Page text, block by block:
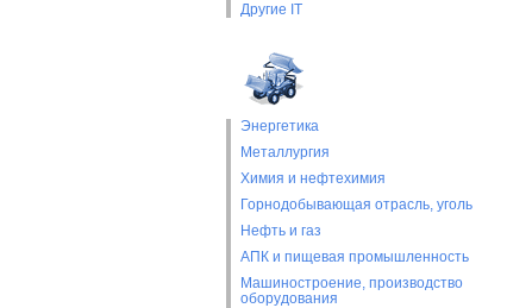
Другие IT
Энергетика
Металлургия
Химия и нефтехимия
Горнодобывающая отрасль, уголь
Нефть и газ
АПК и пищевая промышленность
Машиностроение, производство
оборудования